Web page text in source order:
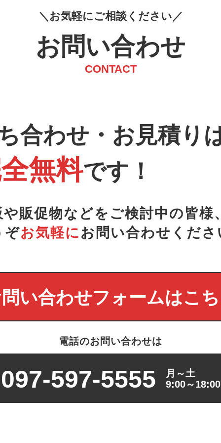
お気軽にご相談く ださ い
お問い合わせ
CONTACT
合わせ・お見積り
無料です！
や販促物などをご検討中の皆様
ぞお気軽にお問い合わせくださ
い合わせフォームはこ
電話のお問い合わせは
097-597-5555
月～土
9:00～18:00